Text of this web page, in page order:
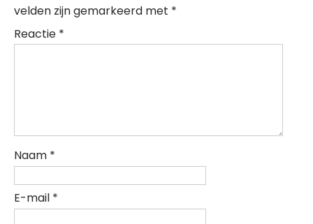
velden zijn gemarkeerd met *
Reactie *
Naam *
E-mail *